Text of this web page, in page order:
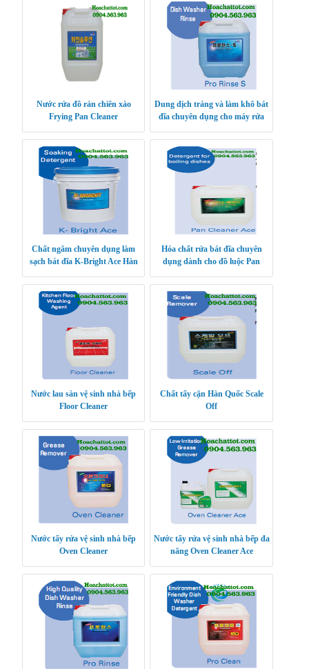
Nước rửa đồ rán chiên xào
Frying Pan Cleaner
Dung dịch tráng và làm khô bát
đĩa chuyên dụng cho máy rửa
Chất ngâm chuyên dụng làm
sạch bát đĩa K-Bright Ace Hàn
Hóa chất rửa bát đĩa chuyên
dụng dành cho đồ luộc Pan
Nước lau sàn vệ sinh nhà bếp
Floor Cleaner
Chất tẩy cặn Hàn Quốc Scale
Off
Nước tẩy rửa vệ sinh nhà bếp
Oven Cleaner
Nước tẩy rửa vệ sinh nhà bếp đa
năng Oven Cleaner Ace